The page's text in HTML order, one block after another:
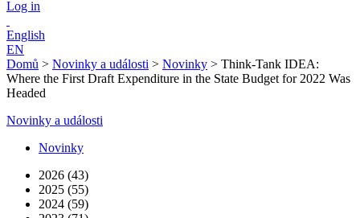
Log in
English
EN
Domů > Novinky a události > Novinky > Think-Tank IDEA:
Where the First Draft Expenditure in the State Budget for 2022 Was
Headed
Novinky a události
Novinky
2026 (43)
2025 (55)
2024 (59)